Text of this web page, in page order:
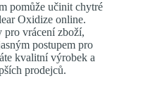
pomůže učinit chytré
Oxidize online.
pro vrácení zboží,
postupem pro
kvalitní výrobek a
prodejců.